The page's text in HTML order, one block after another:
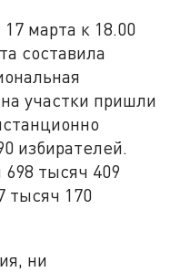
марта к 18.00
составила
участки пришли
избирателей.
тысяч 409
тысяч 170
ни